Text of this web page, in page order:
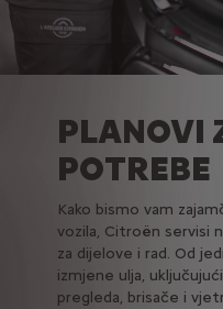
PLANOVI
POTREBE
Kako bismo vam
vozila, Citroën servisi
za dijelove i rad. Od
izmjene ulja,
pregleda, brisače i